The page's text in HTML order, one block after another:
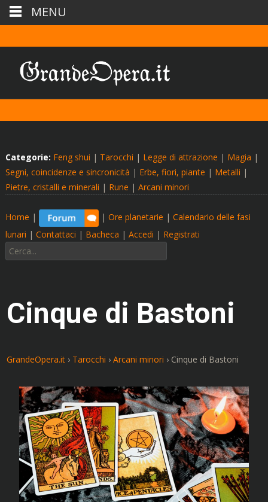
Categorie: Feng shui | Tarocchi | Legge di attrazione | Magia |
Segni, coincidenze e sincronicità | Erbe, fiori, piante | Metalli |
Pietre, cristalli e minerali | Rune | Arcani minori
Home | | Ore planetarie | Calendario delle fasi
lunari | Contattaci | Bacheca | Accedi | Registrati
Cerca:
Cinque di Bastoni
GrandeOpera.it › Tarocchi ›Arcani minori › Cinque di Bastoni
MENU